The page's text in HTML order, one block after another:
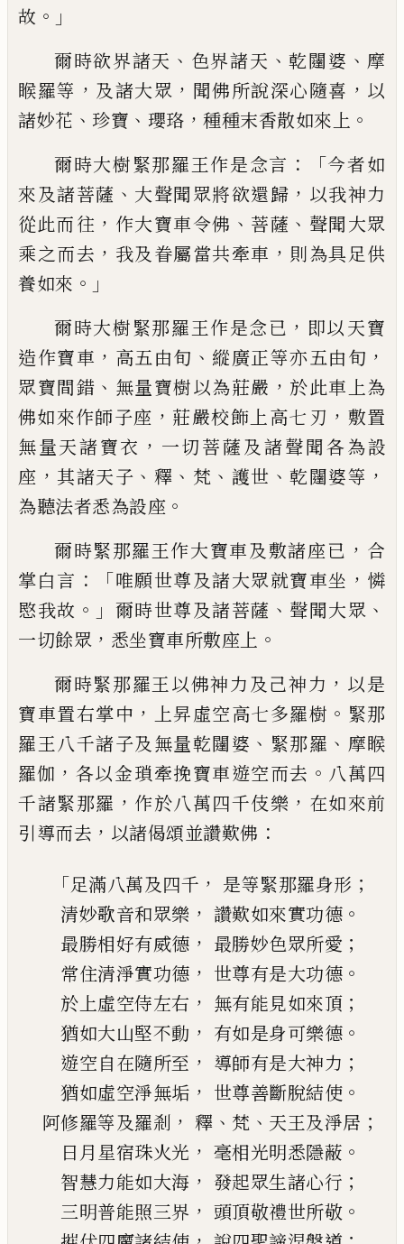
故 。」
爾時欲界諸天 、 色界諸天 、 乾闥婆 、 摩
睺羅等 ， 及諸大眾 ， 聞佛所說深心隨喜 ， 以
諸妙花 、 珍寶 、 瓔珞 ， 種種末香散如來上 。
爾時大樹緊那羅王作是念言 ：「今者如
來及諸菩薩 、 大聲聞眾將欲還歸 ， 以我神力
從此而往 ， 作大寶車令佛 、 菩薩 、 聲聞大眾
乘之而去 ， 我及眷屬當共牽車 ， 則為具足供
養如來 。」
爾時大樹緊那羅王作是念已 ， 即以天寶
造作寶車 ， 高五由旬 、 縱廣正等亦五由旬 ，
眾寶間錯 、 無量寶樹以為莊嚴 ， 於此車上為
佛如來作師子座 ， 莊嚴校飾上高七 刃 ， 敷置
無量天諸寶衣 ， 一切菩薩及諸聲聞各為設
座 ， 其諸天子 、 釋 、 梵 、 護世 、 乾闥婆等 ，
為聽法者悉為設座 。
爾時緊那羅王作大寶車及敷諸座已 ， 合
掌白言 ：「唯願世尊及諸大眾就寶車坐 ， 憐
愍我故 。」 爾時世尊及諸菩薩 、 聲聞大眾 、
一切餘眾 ， 悉坐寶車所敷座上 。
爾時緊那羅王以佛神力及己神力 ， 以是
寶車置右掌中 ， 上昇虛空高七多羅樹 。 緊那
羅王八千諸子及無量乾闥婆 、 緊那羅 、 摩睺
羅伽 ， 各以金瑣牽挽寶車遊空而去 。 八萬四
千諸緊那羅 ， 作於八萬四千伎樂 ， 在如來前
引導而去 ， 以諸偈頌並讚歎佛 ：
「足滿八萬及四千 ， 是等緊那羅身形 ；
清妙歌音和眾樂 ， 讚歎如來實功德 。
最勝相好有威德 ， 最勝妙色眾所愛 ；
常住清淨實功德 ， 世尊有是大功德 。
於上虛空侍左右 ， 無有能見如來頂 ；
猶如大山堅不動 ， 有如是身可樂德 。
遊空自在隨所至 ， 導師有是大神力 ；
猶如虛空淨無垢 ， 世尊善斷脫結使 。
阿修羅等及羅剎 ， 釋 、 梵 、 天王及淨居 ；
日月星宿珠火光 ， 毫相光明悉隱蔽 。
智慧力能如大海 ， 發起眾生諸心行 ；
三明普能照三界 ， 頭頂敬禮世所敬 。